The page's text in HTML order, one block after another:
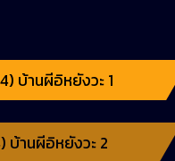
บ้านผีอิหยังวะ 1
บ้านผีอิหยังวะ 2